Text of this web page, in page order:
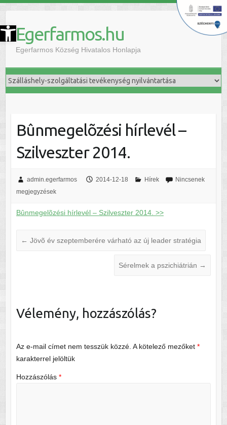
Eszköztár megnyitása Egerfarmos.hu
Egerfarmos Község Hivatalos Honlapja
Bûnmegelõzési hírlevél –
Szilveszter 2014.
admin.egerfarmos 2014-12-18 Hírek
Nincsenek
megjegyzések
Bûnmegelõzési hírlevél – Szilveszter 2014. >>
← Jövõ év szeptemberére várható az új leader stratégia
Sérelmek a pszichiátrián →
Vélemény, hozzászólás?
Az e-mail címet nem tesszük közzé. A kötelező mezőket *
karakterrel jelöltük
Hozzászólás *